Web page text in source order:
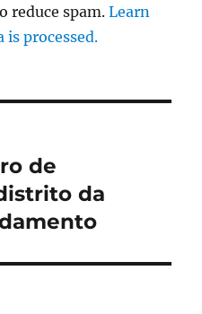
reduce spam.Learn
processed.
de
da